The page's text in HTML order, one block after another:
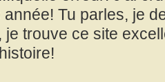
Tu parles, je
je trouve ce site